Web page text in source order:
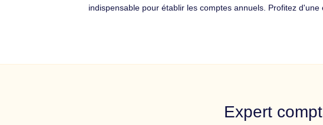
indispensable pour établir les comptes annuels. Profitez
Expert